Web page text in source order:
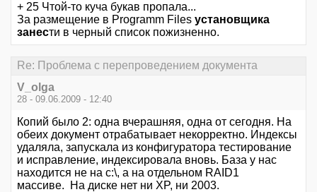
+ 25 Чтой-то куча букав пропала...
За размещение в Programm Files установщика
занести в черный список пожизненно.
Re: Проблема с перепроведением документа
V_olga
28 - 09.06.2009 - 12:40
Копий было 2: одна вчерашняя, одна от сегодня. На
обеих документ отрабатывает некорректно. Индексы
удаляла, запускала из конфигуратора тестирование
и исправление, индексировала вновь. База у нас
находится не на с:\, а на отдельном RAID1
массиве. На диске нет ни XP, ни 2003.